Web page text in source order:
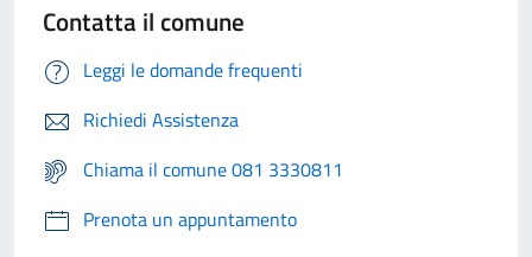
Contatta il comune
Leggi le domande frequenti
Richiedi Assistenza
Chiama il comune 081 3330811
Prenota un appuntamento